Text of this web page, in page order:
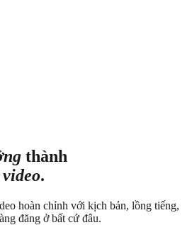
thành
video.
hoàn chỉnh với kịch bản, lồng tiếng,
đăng ở bất cứ đâu.